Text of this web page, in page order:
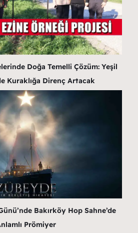
Doğa Temelli Çözüm: Yeşil
Kuraklığa Direnç Artacak
Bakırköy Hop Sahne’de
Prömiyer